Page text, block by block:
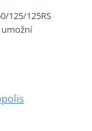
125/125RS
umožní